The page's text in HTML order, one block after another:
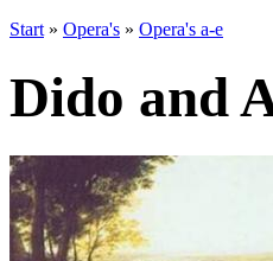
Start » Opera's » Opera's a-e
Dido and